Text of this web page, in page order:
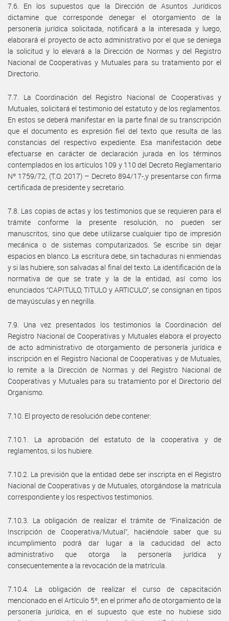
7.6. En los supuestos que la Dirección de Asuntos Jurídicos
dictamine que corresponde denegar el otorgamiento de la
personería jurídica solicitada, notificará a la interesada y luego,
elaborará el proyecto de acto administrativo por el que se deniega
la solicitud y lo elevará a la Dirección de Normas y del Registro
Nacional de Cooperativas y Mutuales para su tratamiento por el
Directorio.
7.7. La Coordinación del Registro Nacional de Cooperativas y
Mutuales, solicitará el testimonio del estatuto y de los reglamentos.
En estos se deberá manifestar en la parte final de su transcripción
que el documento es expresión fiel del texto que resulta de las
constancias del respectivo expediente. Esa manifestación debe
efectuarse en carácter de declaración jurada en los términos
contemplados en los artículos 109 y 110 del Decreto Reglamentario
Nº 1759/72, (T.O. 2017) – Decreto 894/17-,y presentarse con firma
certificada de presidente y secretario.
7.8. Las copias de actas y los testimonios que se requieren para el
trámite conforme la presente resolución, no pueden ser
manuscritos, sino que debe utilizarse cualquier tipo de impresión
mecánica o de sistemas computarizados. Se escribe sin dejar
espacios en blanco. La escritura debe, sin tachaduras ni enmiendas
y si las hubiere, son salvadas al final del texto. La identificación de la
normativa de que se trate y la de la entidad, así como los
enunciados “CAPITULO, TITULO y ARTICULO”, se consignan en tipos
de mayúsculas y en negrilla.
7.9. Una vez presentados los testimonios la Coordinación del
Registro Nacional de Cooperativas y Mutuales elabora el proyecto
de acto administrativo de otorgamiento de personería jurídica e
inscripción en el Registro Nacional de Cooperativas y de Mutuales,
lo remite a la Dirección de Normas y del Registro Nacional de
Cooperativas y Mutuales para su tratamiento por el Directorio del
Organismo.
7.10. El proyecto de resolución debe contener:
7.10.1. La aprobación del estatuto de la cooperativa y de
reglamentos, si los hubiere.
7.10.2. La previsión que la entidad debe ser inscripta en el Registro
Nacional de Cooperativas y de Mutuales, otorgándose la matrícula
correspondiente y los respectivos testimonios.
7.10.3. La obligación de realizar el trámite de “Finalización de
Inscripción de Cooperativa/Mutual”, haciéndole saber que su
incumplimiento podrá dar lugar a la caducidad del acto
administrativo que otorga la personería jurídica y
consecuentemente a la revocación de la matrícula.
7.10.4. La obligación de realizar el curso de capacitación
mencionado en el Artículo 5º, en el primer año de otorgamiento de la
personería jurídica, en el supuesto que este no hubiese sido